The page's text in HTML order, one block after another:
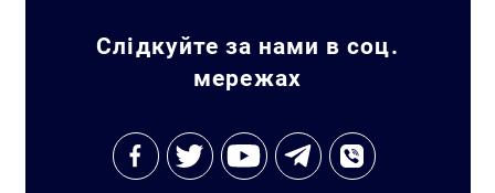
Искать:
Слідкуйте за нами в соц.
мережах